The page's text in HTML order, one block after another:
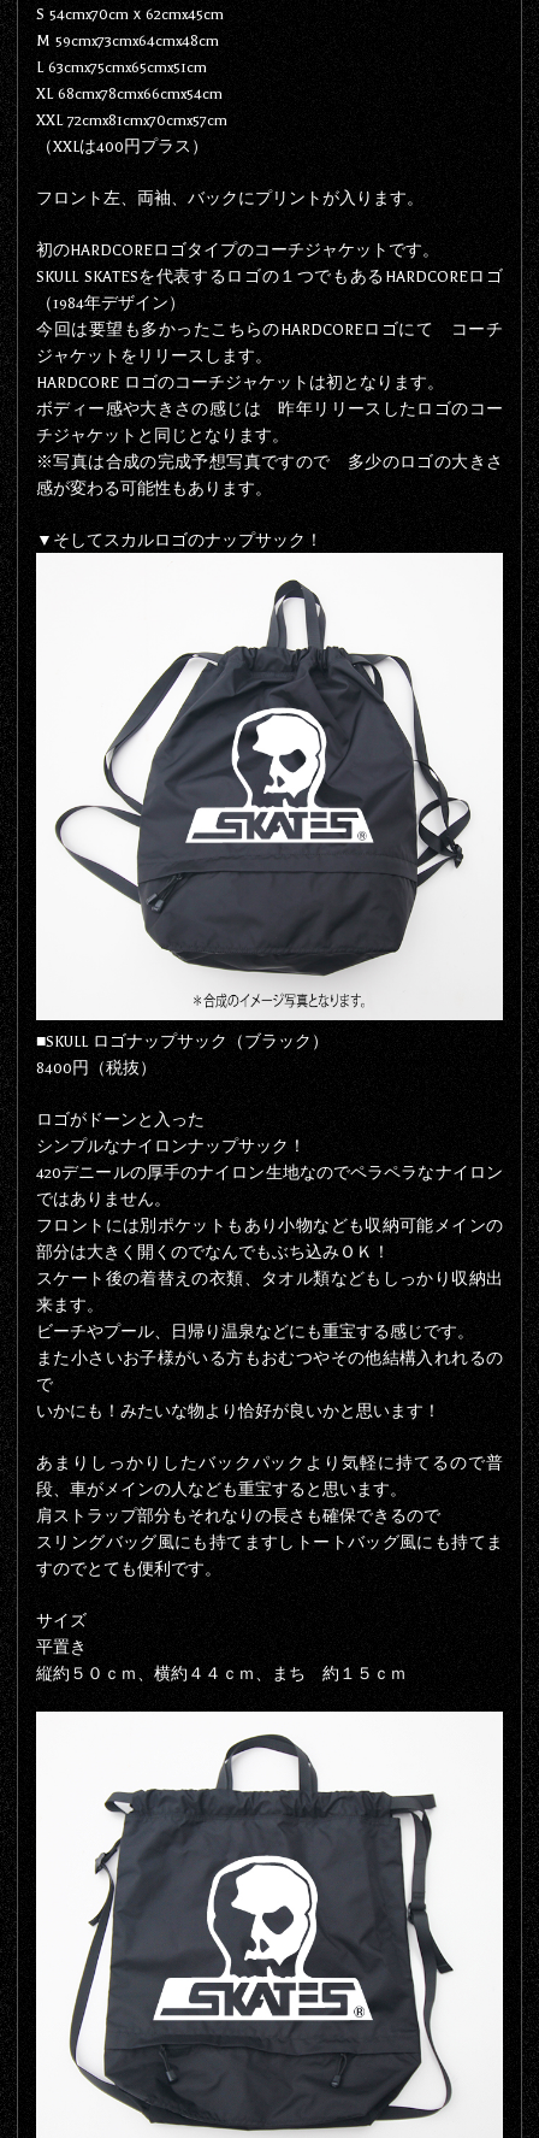
S 54cmx70cmｘ62cmx45cm
M 59cmx73cmx64cmx48cm
L 63cmx75cmx65cmx51cm
XL 68cmx78cmx66cmx54cm
XXL 72cmx81cmx70cmx57cm
（XXLは400円プラス）
フロント左、両袖、バックにプリントが入ります。
初のHARDCOREロゴタイプのコーチジャケットです。
SKULL SKATESを代表するロゴの１つでもあるHARDCOREロゴ
（1984年デザイン）
今回は要望も多かったこちらのHARDCOREロゴにて コーチ
ジャケットをリリースします。
HARDCORE ロゴのコーチジャケットは初となります。
ボディー感や大きさの感じは 昨年リリースしたロゴのコー
チジャケットと同じとなります。
※写真は合成の完成予想写真ですので 多少のロゴの大きさ
感が変わる可能性もあります。
▼そしてスカルロゴのナップサック！
■SKULL ロゴナップサック（ブラック）
8400円（税抜）
ロゴがドーンと入った
シンプルなナイロンナップサック！
420デニールの厚手のナイロン生地なのでペラペラなナイロン
ではありません。
フロントには別ポケットもあり小物なども収納可能メインの
部分は大きく開くのでなんでもぶち込みＯＫ！
スケート後の着替えの衣類、タオル類などもしっかり収納出
来ます。
ビーチやプール、日帰り温泉などにも重宝する感じです。
また小さいお子様がいる方もおむつやその他結構入れれるの
で
いかにも！みたいな物より恰好が良いかと思います！
あまりしっかりしたバックパックより気軽に持てるので普
段、車がメインの人なども重宝すると思います。
肩ストラップ部分もそれなりの長さも確保できるので
スリングバッグ風にも持てますしトートバッグ風にも持てま
すのでとても便利です。
サイズ
平置き
縦約５０ｃｍ、横約４４ｃｍ、まち 約１５ｃｍ